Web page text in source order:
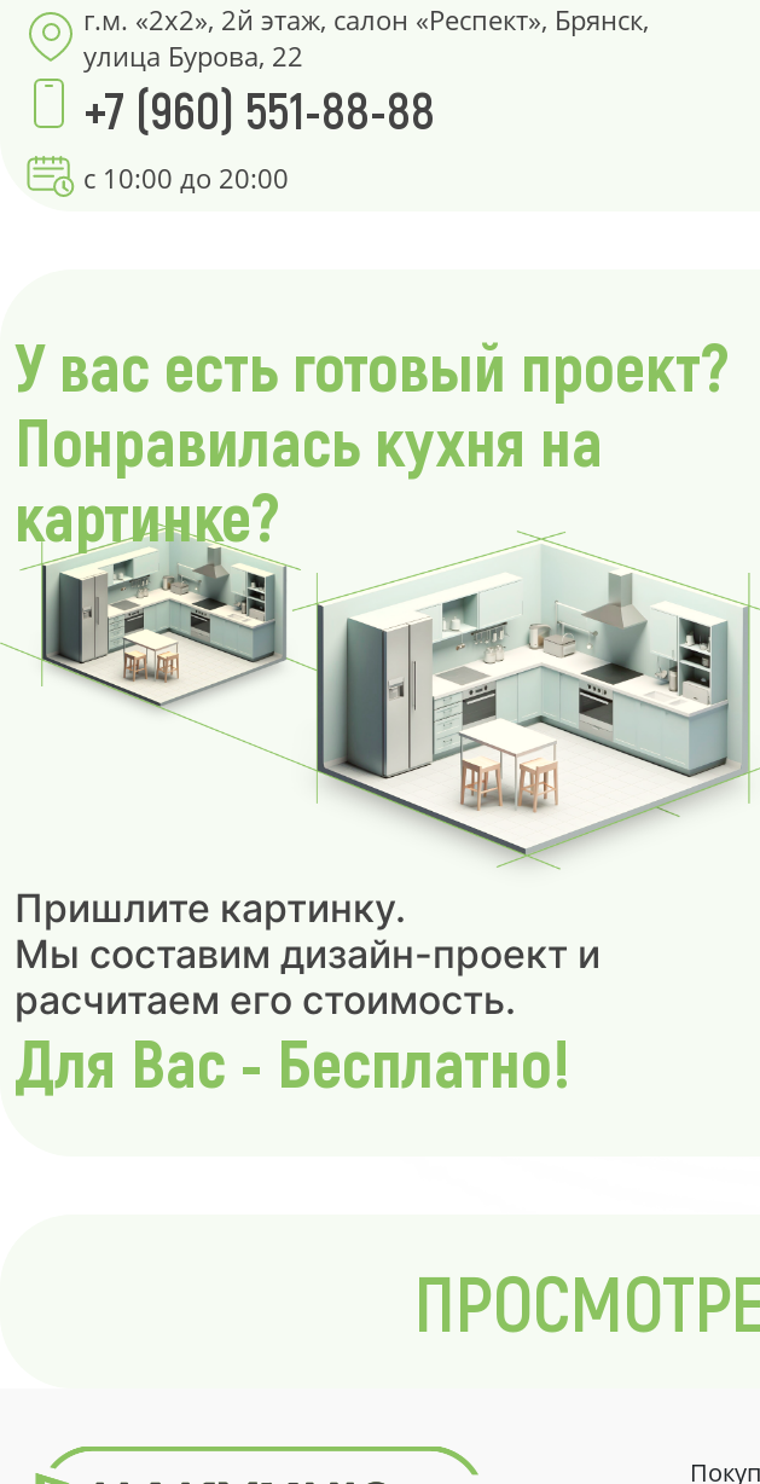
г.м. «2х2», 2й этаж, салон «Респект», Брянск,
улица Бурова, 22
+7 (960) 551-88-88
с 10:00 до 20:00
У вас есть готовый проект?
Понравилась кухня на
картинке?
Пришлите картинку.
Мы составим дизайн-проект и
расчитаем его стоимость.
Для Вас - Бесплатно!